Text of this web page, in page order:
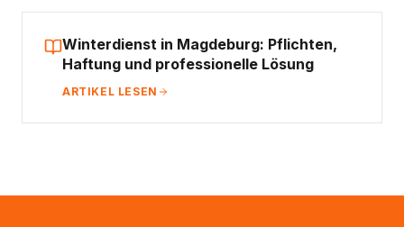
Winterdienst in Magdeburg: Pflichten,
Haftung und professionelle Lösung
ARTIKEL LESEN